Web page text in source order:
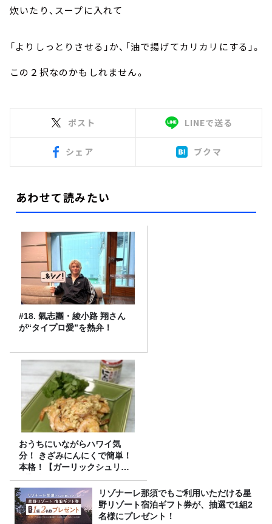
炊いたり、スープに入れて
「よりしっとりさせる」か、「油で揚げてカリカリにする」。
この２択なのかもしれません。
ポスト LINEで送る
シェア ブクマ
あわせて読みたい
#18. 氣志團・綾小路 翔さん
が“タイプロ愛”を熱弁！
おうちにいながらハワイ気
分！ きざみにんにくで簡単！
本格！【ガーリックシュリン
プ】 桃屋のかんたんレシピ
リゾナーレ那須でもご利用いただける星
野リゾート宿泊ギフト券が、抽選で1組2
名様にプレゼント！